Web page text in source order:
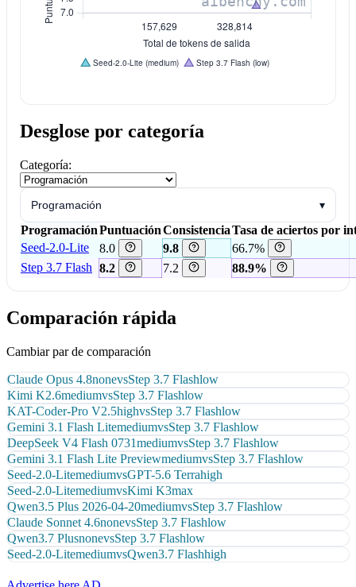
Desglose por categoría
Categoría:
Programación ▾
ProgramaciónPuntuaciónConsistenciaTasa de aciertos por
Seed-2.0-Lite
8.0 9.8
66.7%
Step 3.7 Flash 8.2 7.2 88.9%
Comparación rápida
Cambiar par de comparación
Claude Opus 4.8nonevsStep 3.7 Flashlow
Kimi K2.6mediumvsStep 3.7 Flashlow
KAT-Coder-Pro V2.5highvsStep 3.7 Flashlow
Gemini 3.1 Flash LitemediumvsStep 3.7 Flashlow
DeepSeek V4 Flash 0731mediumvsStep 3.7 Flashlow
Gemini 3.1 Flash Lite PreviewmediumvsStep 3.7 Flashlow
Seed-2.0-LitemediumvsGPT-5.6 Terrahigh
Seed-2.0-LitemediumvsKimi K3max
Qwen3.5 Plus 2026-04-20mediumvsStep 3.7 Flashlow
Claude Sonnet 4.6nonevsStep 3.7 Flashlow
Qwen3.7 PlusnonevsStep 3.7 Flashlow
Seed-2.0-LitemediumvsQwen3.7 Flashhigh